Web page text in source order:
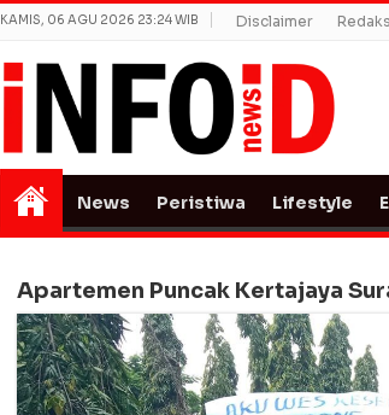
KAMIS, 06 AGU 2026 23:24 WIB Disclaimer
News Peristiwa Lifestyle
Apartemen Puncak Kertajaya